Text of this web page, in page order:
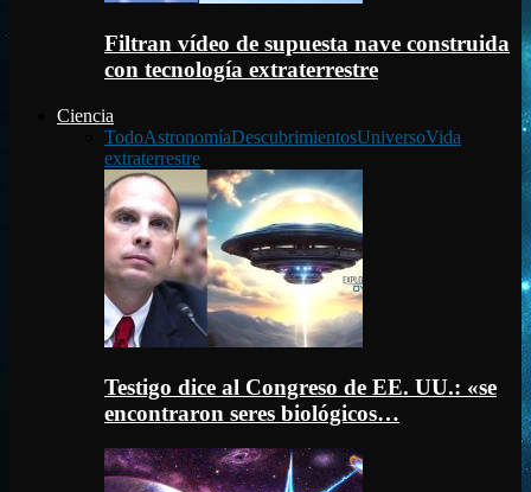
Filtran vídeo de supuesta nave construida
con tecnología extraterrestre
Ciencia
TodoAstronomíaDescubrimientosUniversoVida
extraterrestre
Testigo dice al Congreso de EE. UU.: «se
encontraron seres biológicos…